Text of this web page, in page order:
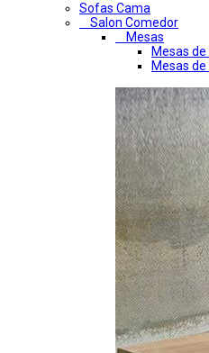
Sofas Cama
Salon Comedor
Mesas
Mesas
Mesas